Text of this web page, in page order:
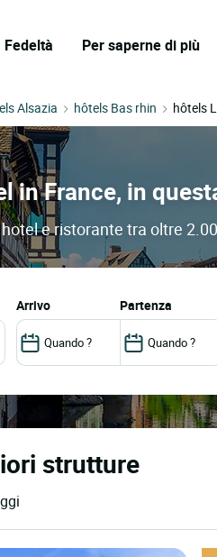
Fedeltà Per saperne di più
Alsazia hôtels Bas rhin hôtels
in France, in
e ristorante tra oltre
arrivo partenza
strutture